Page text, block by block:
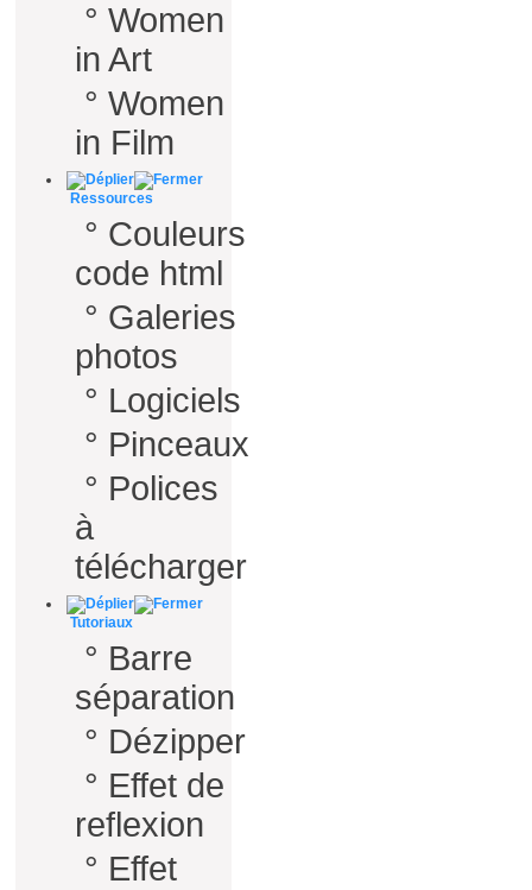
° Women
in Art
° Women
in Film
Ressources
° Couleurs
code html
° Galeries
photos
° Logiciels
° Pinceaux
° Polices
à
télécharger
Tutoriaux
° Barre
séparation
° Dézipper
° Effet de
reflexion
° Effet